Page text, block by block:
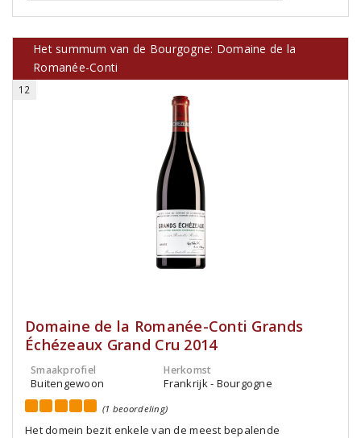
Het summum van de Bourgogne: Domaine de la
Romanée-Conti
12
Domaine de la Romanée-Conti Grands
Échézeaux Grand Cru 2014
Smaakprofiel
Buitengewoon
Herkomst
Frankrijk - Bourgogne
(1 beoordeling)
Het domein bezit enkele van de meest bepalende